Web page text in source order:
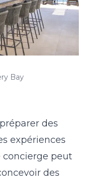
Bay
des
expériences
concierge peut
des